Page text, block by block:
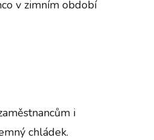
v zimním období
i
chládek.